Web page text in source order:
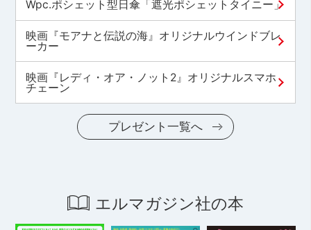
Wpc.ポシェット型日傘「遮光ポシェットタイニー」
映画『モアナと伝説の海』オリジナルウインドブレ
ーカー
映画『レディ・オア・ノット2』オリジナルスマホ
チェーン
プレゼント一覧へ
エルマガジン社の本